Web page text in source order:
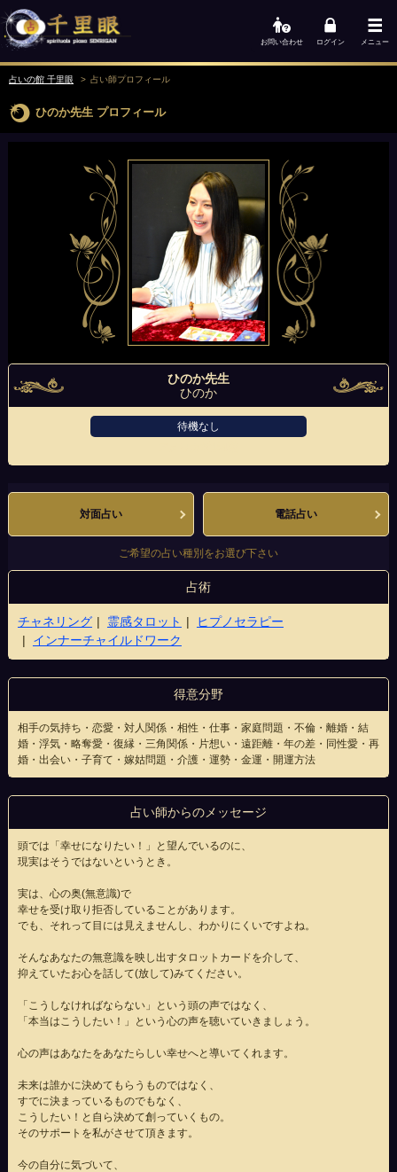
お問い合わせ ログイン メニュー
占いの館 千里眼 占い師プロフィール
ひのか先生 プロフィール
ひのか先生
ひのか
待機なし
対面占い 電話占い
ご希望の占い種別をお選び下さい
占術
チャネリング 霊感タロット
ヒプノセラピー
インナーチャイルドワーク
得意分野
相手の気持ち・恋愛・対人関係・相性・仕事・家庭問題・不倫・離婚・結
婚・浮気・略奪愛・復縁・三角関係・片想い・遠距離・年の差・同性愛・再
婚・出会い・子育て・嫁姑問題・介護・運勢・金運・開運方法
占い師からのメッセージ
頭では「幸せになりたい！」と望んでいるのに、
現実はそうではないというとき。
実は、心の奥(無意識)で
幸せを受け取り拒否していることがあります。
でも、それって目には見えませんし、わかりにくいですよね。
そんなあなたの無意識を映し出すタロットカードを介して、
抑えていたお心を話して(放して)みてください。
「こうしなければならない」という頭の声ではなく、
「本当はこうしたい！」という心の声を聴いていきましょう。
心の声はあなたをあなたらしい幸せへと導いてくれます。
未来は誰かに決めてもらうものではなく、
すでに決まっているものでもなく、
こうしたい！と自ら決めて創っていくもの。
そのサポートを私がさせて頂きます。
今の自分に気づいて、